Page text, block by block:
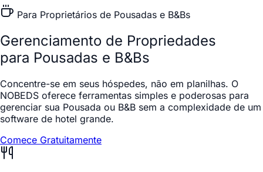
Para Proprietários de Pousadas e B&Bs
Gerenciamento de Propriedades
para Pousadas e B&Bs
Concentre-se em seus hóspedes, não em planilhas. O
NOBEDS oferece ferramentas simples e poderosas para
gerenciar sua Pousada ou B&B sem a complexidade de um
software de hotel grande.
Comece Gratuitamente